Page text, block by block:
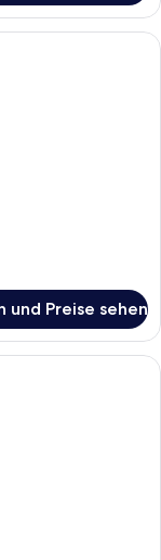
mit zwei Betten,
und Preise sehen
mit Bett,